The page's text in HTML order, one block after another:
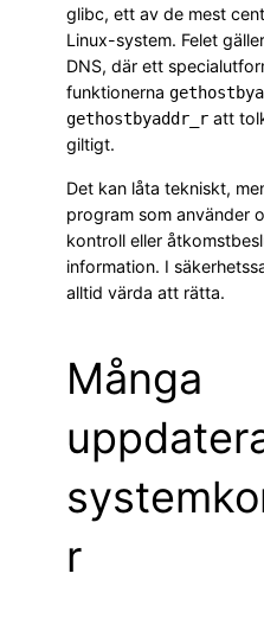
glibc, ett av de mest
Linux-system. Felet
DNS, där ett
funktionerna
gethostbyaddr_r att
giltigt.
Det kan låta tekniskt,
program som använder
kontroll eller
information. I
alltid värda att rätta.
Många
r